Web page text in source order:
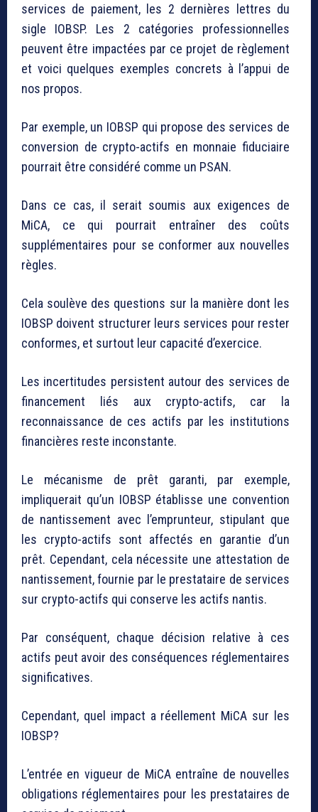
services de paiement, les 2 dernières lettres du
sigle IOBSP. Les 2 catégories professionnelles
peuvent être impactées par ce projet de règlement
et voici quelques exemples concrets à l’appui de
nos propos.
Par exemple, un IOBSP qui propose des services de
conversion de crypto-actifs en monnaie fiduciaire
pourrait être considéré comme un PSAN.
Dans ce cas, il serait soumis aux exigences de
MiCA, ce qui pourrait entraîner des coûts
supplémentaires pour se conformer aux nouvelles
règles.
Cela soulève des questions sur la manière dont les
IOBSP doivent structurer leurs services pour rester
conformes, et surtout leur capacité d’exercice.
Les incertitudes persistent autour des services de
financement liés aux crypto-actifs, car la
reconnaissance de ces actifs par les institutions
financières reste inconstante.
Le mécanisme de prêt garanti, par exemple,
impliquerait qu’un IOBSP établisse une convention
de nantissement avec l’emprunteur, stipulant que
les crypto-actifs sont affectés en garantie d’un
prêt. Cependant, cela nécessite une attestation de
nantissement, fournie par le prestataire de services
sur crypto-actifs qui conserve les actifs nantis.
Par conséquent, chaque décision relative à ces
actifs peut avoir des conséquences réglementaires
significatives.
Cependant, quel impact a réellement MiCA sur les
IOBSP?
L’entrée en vigueur de MiCA entraîne de nouvelles
obligations réglementaires pour les prestataires de